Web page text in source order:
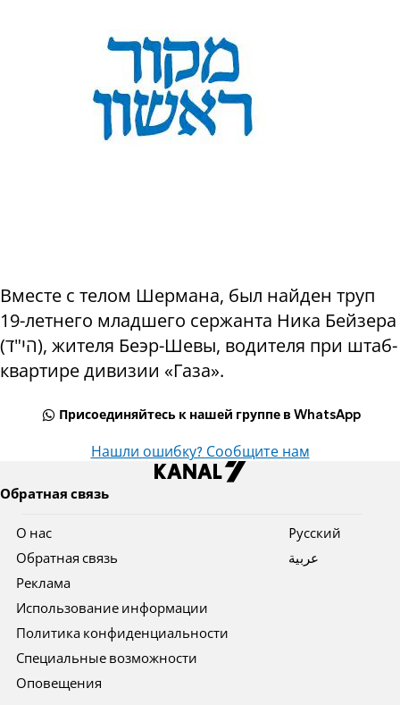
Вместе с телом Шермана, был найден труп
19-летнего младшего сержанта Ника Бейзера
(הי"ד), жителя Беэр-Шевы, водителя при штаб-
квартире дивизии «Газа».
Присоединяйтесь к нашей группе в WhatsApp
Нашли ошибку? Сообщите нам
Обратная связь
О нас
Обратная связь
Реклама
Использование информации
Политика конфиденциальности
Специальные возможности
Оповещения
Pусский
عربية